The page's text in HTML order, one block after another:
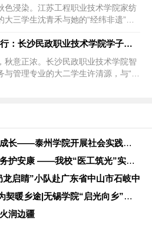
色浸染。江苏工程职业技术学院家纺
三学生沈青禾与她的“经纬非遗”志
智慧养老暖心行：长沙民政职业技术学院学子为社区老人点亮数字生
秋意正浓。长沙民政职业技术学院智
与管理专业的大二学生许清源，与“银
践行青春使命 躬身实践成长——泰州学院开展社会实践服务活动
医工筑光助银龄 实践服务护安康 ——我校“医工筑光”实践团开
龙启睛”小队赴广东省中山市石岐中
追光赴乡探明照，以灯为契暖乡途|无锡学院“启光向乡”社会实践
润边疆